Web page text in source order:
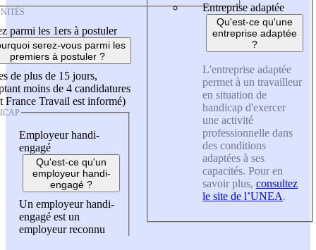
parmi les 1ers à postuler
serez-vous parmi les
premiers à postuler ?
de plus de 15 jours,
moins de 4 candidatures
France Travail est informé)
Employeur handi-
engagé
Qu'est-ce qu'un
employeur handi-
engagé ?
Un employeur handi-
engagé est un
employeur reconnu
Entreprise adaptée
Qu'est-ce qu'une
entreprise adaptée
?
L'entreprise adaptée
permet à un travailleur
en situation de
handicap d'exercer
une activité
professionnelle dans
des conditions
adaptées à ses
capacités. Pour en
savoir plus, consultez
le site de l’UNEA.